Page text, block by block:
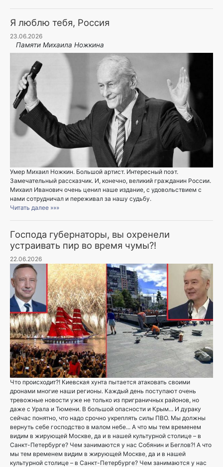
Я люблю тебя, Россия
23.06.2026
Памяти Михаила Ножкина
Умер Михаил Ножкин. Большой артист. Интересный поэт.
Замечательный рассказчик. И, конечно, великий гражданин России.
Михаил Иванович очень ценил наше издание, с удовольствием с
нами сотрудничал и переживал за нашу судьбу.
Читать далее »»»
Господа губернаторы, вы охренели
устраивать пир во время чумы?!
22.06.2026
Что происходит?! Киевская хунта пытается атаковать своими
дронами многие наши регионы. Каждый день поступают очень
тревожные новости уже не только из приграничных районов, но
даже с Урала и Тюмени. В большой опасности и Крым... И дураку
сейчас понятно, что надо срочно укреплять силы ПВО. Мы должны
вернуть себе господство в малом небе... А что мы тем временем
видим в жирующей Москве, да и в нашей культурной столице – в
Санкт-Петербурге? Чем занимаются у нас Собянин и Беглов?! А что
мы тем временем видим в жирующей Москве, да и в нашей
культурной столице – в Санкт-Петербурге? Чем занимаются у нас